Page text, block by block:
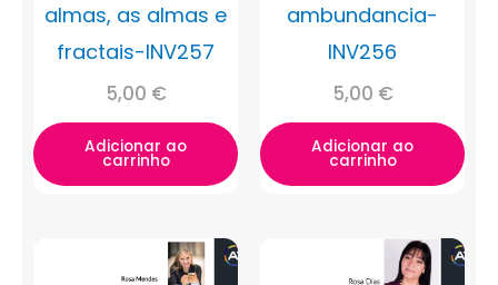
almas, as almas e
fractais-INV257
5,00 €
Adicionar ao
carrinho
ambundancia-
INV256
5,00 €
Adicionar ao
carrinho